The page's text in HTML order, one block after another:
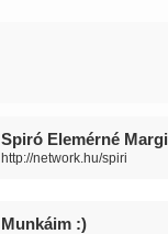
Spiró Elemérné
http://network.hu/spiri
Munkáim :)